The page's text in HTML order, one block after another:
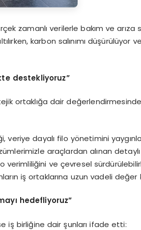
zamanlı verilerle bakım ve arıza
karbon salınımı düşürülüyor
destekliyoruz”
ortaklığa dair değerlendirmesinde
veriye dayalı filo yönetimini
araçlardan alınan
verimliliğini ve çevresel
iş ortaklarına uzun vadeli değer
hedefliyoruz”
iş birliğine dair şunları ifade etti: